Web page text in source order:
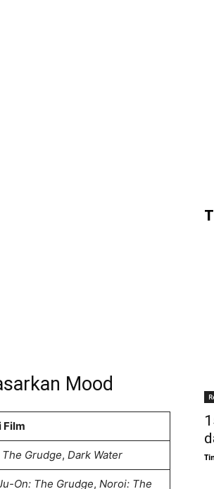
Mood
Film
Grudge, Dark Water
On: The Grudge, Noroi: The